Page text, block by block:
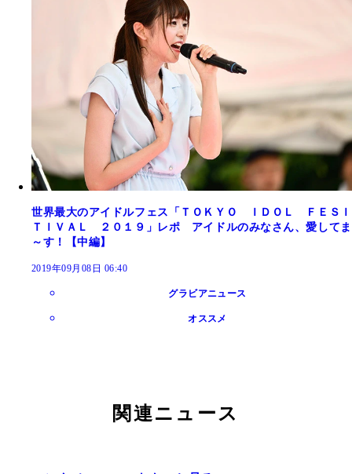
世界最大のアイドルフェス「ＴＯＫＹＯ ＩＤＯＬ ＦＥＳＩ
ＴＩＶＡＬ ２０１９」レポ アイドルのみなさん、愛してま
～す！【中編】
2019年09月08日 06:40
グラビアニュース
オススメ
関連ニュース